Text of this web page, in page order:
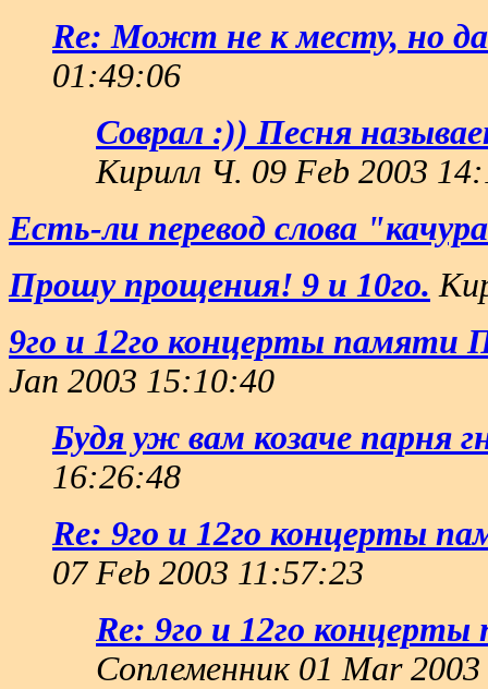
Re: Можт не к месту, но
01:49:06
Соврал :)) Песня
Кирилл Ч. 09 Feb 2003
Есть-ли перевод слова
Прошу прощения! 9 и 10го.
9го и 12го концерты памяти
Jan 2003 15:10:40
Будя уж вам козаче парня
16:26:48
Re: 9го и 12го концерты
07 Feb 2003 11:57:23
Re: 9го и 12го
Соплеменник 01 Mar